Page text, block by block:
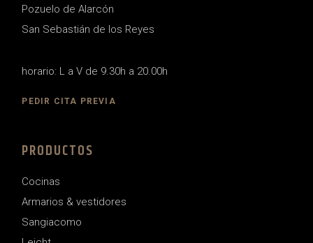
Pozuelo de Alarcón
San Sebastián de los Reyes
horario: L a V de 9.30h a 20.00h
PEDIR CITA PREVIA
PRODUCTOS
Cocinas
Armarios & vestidores
Sangiacomo